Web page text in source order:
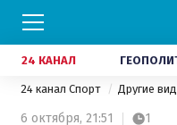
24 КАНАЛ
24 канал Спорт Другие
6 октября, 21:51 1